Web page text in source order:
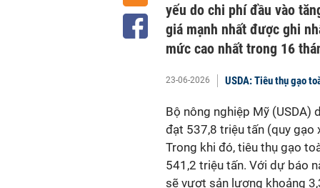
yếu do chi phí đầu vào
giá mạnh nhất được ghi
mức cao nhất trong 16
23-06-2026 USDA: Tiêu thụ gạo
Bộ nông nghiệp Mỹ (USDA)
đạt 537,8 triệu tấn (quy gạo
Trong khi đó, tiêu thụ gạo
541,2 triệu tấn. Với dự báo
sẽ vượt sản lượng khoảng